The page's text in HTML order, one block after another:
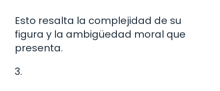
Esto resalta la complejidad de su
figura y la ambigüedad moral que
presenta.
3.